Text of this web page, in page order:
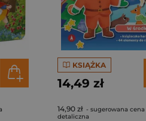
KSIĄŻKA
14,49 zł
14,90 zł - sugerowana cena
detaliczna